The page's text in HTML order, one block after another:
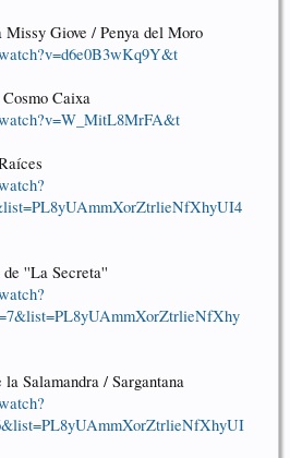
Missy Giove / Penya del Moro
Caixa
''La Secreta''
Salamandra / Sargantana